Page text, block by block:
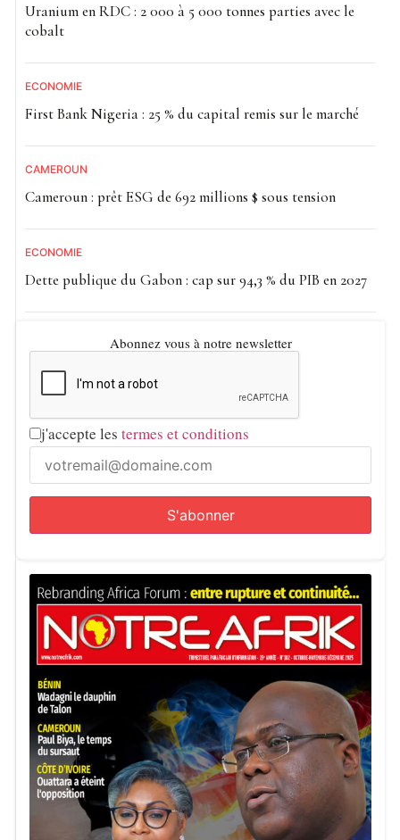
Uranium en RDC : 2 000 à 5 000 tonnes parties avec le
cobalt
ECONOMIE
First Bank Nigeria : 25 % du capital remis sur le marché
CAMEROUN
Cameroun : prêt ESG de 692 millions $ sous tension
ECONOMIE
Dette publique du Gabon : cap sur 94,3 % du PIB en 2027
Abonnez vous à notre newsletter
j'accepte les termes et conditions